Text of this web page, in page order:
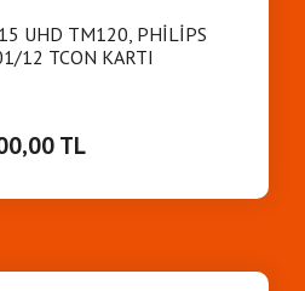
UHD TM120, PHİLİPS
12 TCON KARTI
TL